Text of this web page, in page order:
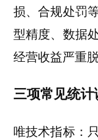
损、合规处罚
型精度、数据
经营收益严重脱
三项常见统计
唯技术指标：